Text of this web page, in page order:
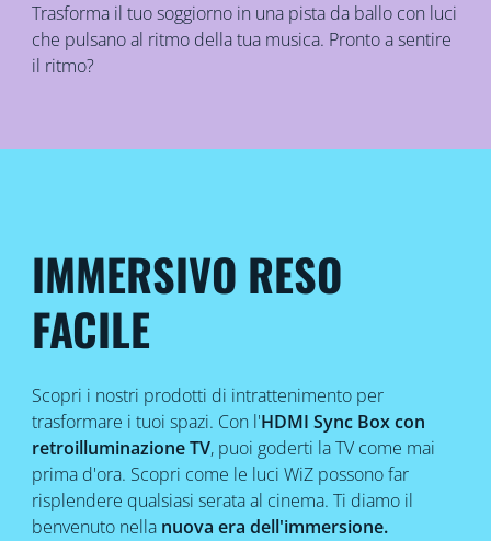
Trasforma il tuo soggiorno in una pista da ballo con luci
che pulsano al ritmo della tua musica. Pronto a sentire
il ritmo?
IMMERSIVO RESO
FACILE
Scopri i nostri prodotti di intrattenimento per
trasformare i tuoi spazi. Con l'HDMI Sync Box con
retroilluminazione TV, puoi goderti la TV come mai
prima d'ora. Scopri come le luci WiZ possono far
risplendere qualsiasi serata al cinema. Ti diamo il
benvenuto nellanuova era dell'immersione.